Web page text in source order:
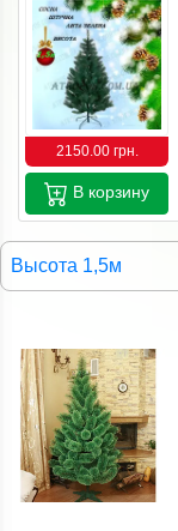
2150.00 грн.
В корзину
Высота 1,5м